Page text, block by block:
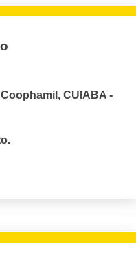
Coophamil, CUIABA -